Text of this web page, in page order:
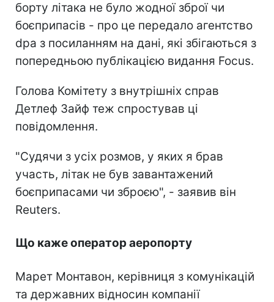
борту літака не було жодної зброї чи
боєприпасів - про це передало агентство
dpa з посиланням на дані, які збігаються з
попередньою публікацією видання Focus.
Голова Комітету з внутрішніх справ
Детлеф Зайф теж спростував ці
повідомлення.
"Судячи з усіх розмов, у яких я брав
участь, літак не був завантажений
боєприпасами чи зброєю", - заявив він
Reuters.
Що каже оператор аеропорту
Марет Монтавон, керівниця з комунікацій
та державних відносин компанії